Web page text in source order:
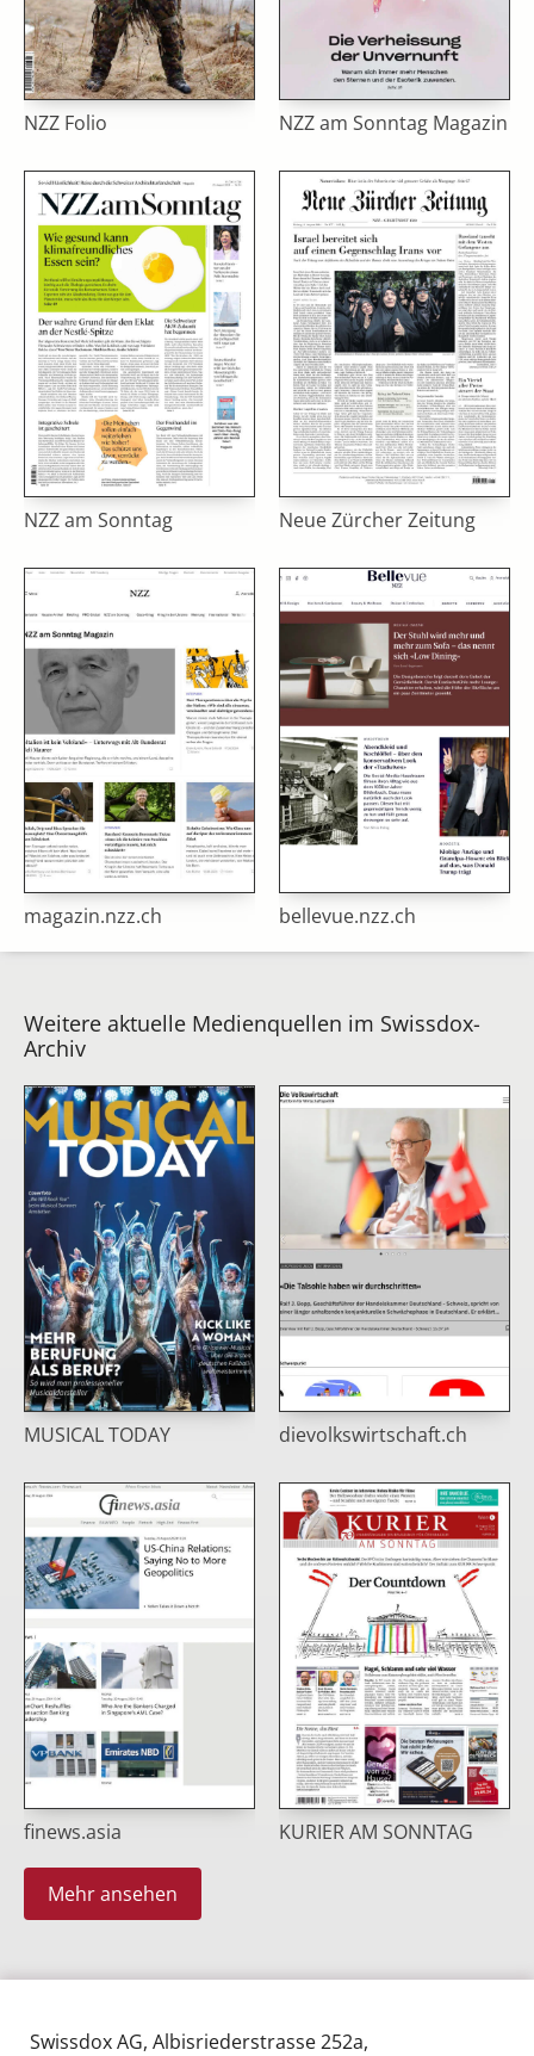
NZZ Folio NZZ am Sonntag Magazin
NZZ am Sonntag Neue Zürcher Zeitung
magazin.nzz.ch bellevue.nzz.ch
Weitere aktuelle Medienquellen im Swissdox-
Archiv
MUSICAL TODAY dievolkswirtschaft.ch
finews.asia KURIER AM SONNTAG
Mehr ansehen
Swissdox AG, Albisriederstrasse 252a,